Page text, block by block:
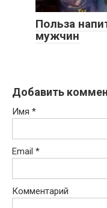
Польза
мужчин
Добавить
Имя *
Email *
Комментарий